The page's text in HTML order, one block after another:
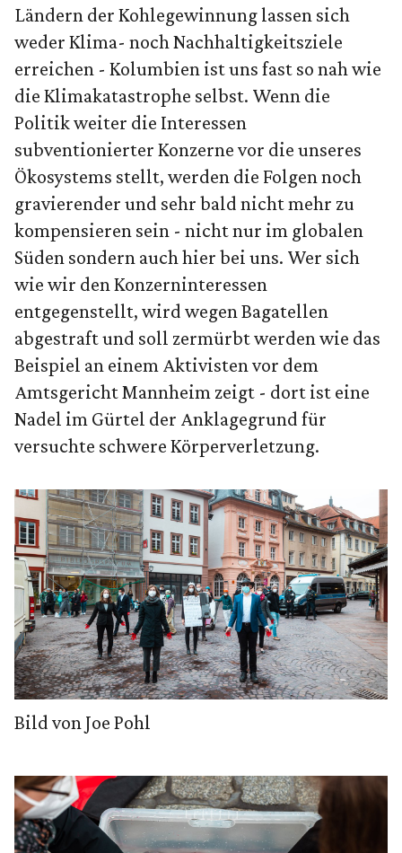
Ländern der Kohlegewinnung lassen sich
weder Klima- noch Nachhaltigkeitsziele
erreichen - Kolumbien ist uns fast so nah wie
die Klimakatastrophe selbst. Wenn die
Politik weiter die Interessen
subventionierter Konzerne vor die unseres
Ökosystems stellt, werden die Folgen noch
gravierender und sehr bald nicht mehr zu
kompensieren sein - nicht nur im globalen
Süden sondern auch hier bei uns. Wer sich
wie wir den Konzerninteressen
entgegenstellt, wird wegen Bagatellen
abgestraft und soll zermürbt werden wie das
Beispiel an einem Aktivisten vor dem
Amtsgericht Mannheim zeigt - dort ist eine
Nadel im Gürtel der Anklagegrund für
versuchte schwere Körperverletzung.
Bild von Joe Pohl